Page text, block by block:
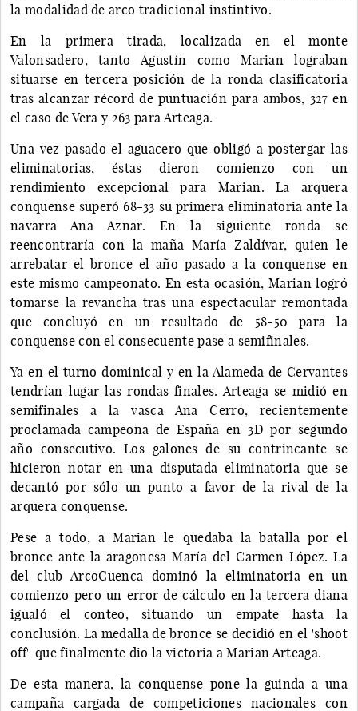
la modalidad de arco tradicional instintivo.
En la primera tirada, localizada en el monte
Valonsadero, tanto Agustín como Marian lograban
situarse en tercera posición de la ronda clasificatoria
tras alcanzar récord de puntuación para ambos, 327 en
el caso de Vera y 263 para Arteaga.
Una vez pasado el aguacero que obligó a postergar las
eliminatorias, éstas dieron comienzo con un
rendimiento excepcional para Marian. La arquera
conquense superó 68-33 su primera eliminatoria ante la
navarra Ana Aznar. En la siguiente ronda se
reencontraría con la maña María Zaldívar, quien le
arrebatar el bronce el año pasado a la conquense en
este mismo campeonato. En esta ocasión, Marian logró
tomarse la revancha tras una espectacular remontada
que concluyó en un resultado de 58-50 para la
conquense con el consecuente pase a semifinales.
Ya en el turno dominical y en la Alameda de Cervantes
tendrían lugar las rondas finales. Arteaga se midió en
semifinales a la vasca Ana Cerro, recientemente
proclamada campeona de España en 3D por segundo
año consecutivo. Los galones de su contrincante se
hicieron notar en una disputada eliminatoria que se
decantó por sólo un punto a favor de la rival de la
arquera conquense.
Pese a todo, a Marian le quedaba la batalla por el
bronce ante la aragonesa María del Carmen López. La
del club ArcoCuenca dominó la eliminatoria en un
comienzo pero un error de cálculo en la tercera diana
igualó el conteo, situando un empate hasta la
conclusión. La medalla de bronce se decidió en el 'shoot
off'' que finalmente dio la victoria a Marian Arteaga.
De esta manera, la conquense pone la guinda a una
campaña cargada de competiciones nacionales con